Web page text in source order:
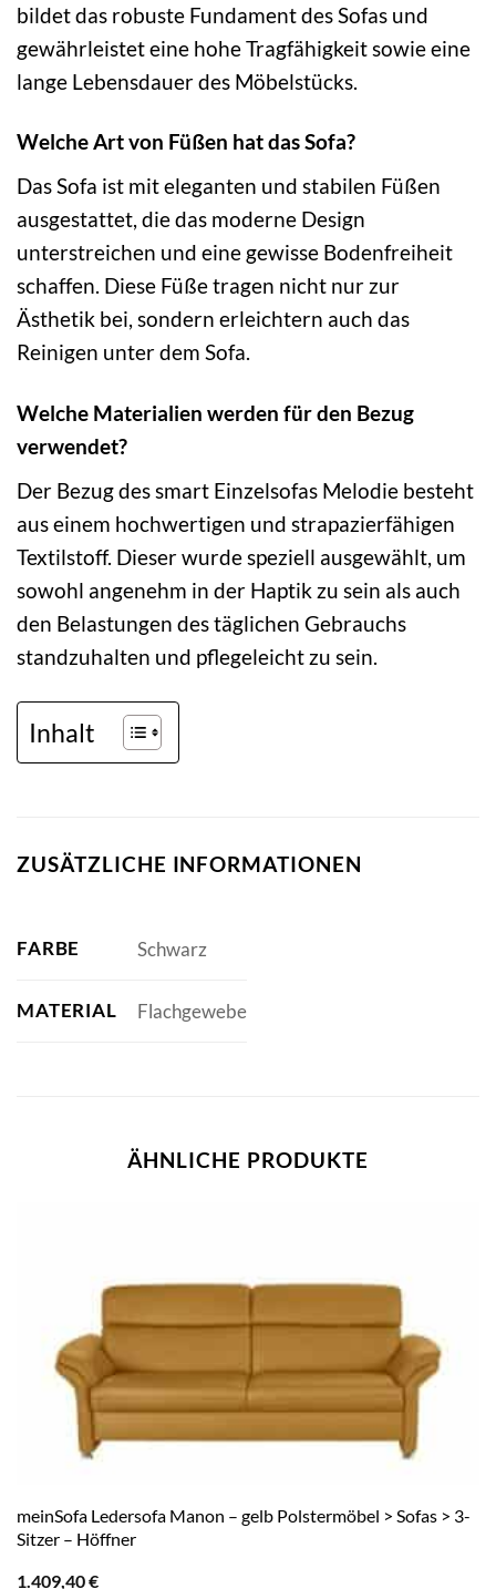
bildet das robuste Fundament des Sofas und
gewährleistet eine hohe Tragfähigkeit sowie eine
lange Lebensdauer des Möbelstücks.
Welche Art von Füßen hat das Sofa?
Das Sofa ist mit eleganten und stabilen Füßen
ausgestattet, die das moderne Design
unterstreichen und eine gewisse Bodenfreiheit
schaffen. Diese Füße tragen nicht nur zur
Ästhetik bei, sondern erleichtern auch das
Reinigen unter dem Sofa.
Welche Materialien werden für den Bezug
verwendet?
Der Bezug des smart Einzelsofas Melodie besteht
aus einem hochwertigen und strapazierfähigen
Textilstoff. Dieser wurde speziell ausgewählt, um
sowohl angenehm in der Haptik zu sein als auch
den Belastungen des täglichen Gebrauchs
standzuhalten und pflegeleicht zu sein.
Inhalt
ZUSÄTZLICHE INFORMATIONEN
FARBE Schwarz
MATERIAL Flachgewebe
ÄHNLICHE PRODUKTE
meinSofa Ledersofa Manon – gelb Polstermöbel > Sofas > 3-
Sitzer – Höffner
1.409,40€